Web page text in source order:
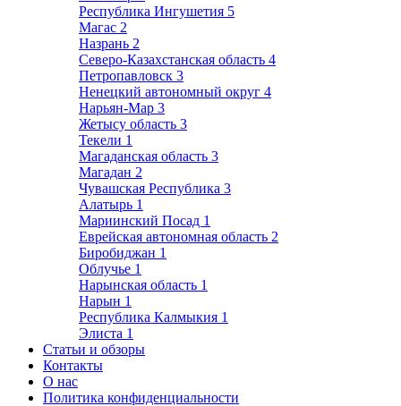
Республика Ингушетия 5
Магас 2
Назрань 2
Северо-Казахстанская область 4
Петропавловск 3
Ненецкий автономный округ 4
Нарьян-Мар 3
Жетысу область 3
Текели 1
Магаданская область 3
Магадан 2
Чувашская Республика 3
Алатырь 1
Мариинский Посад 1
Еврейская автономная область 2
Биробиджан 1
Облучье 1
Нарынская область 1
Нарын 1
Республика Калмыкия 1
Элиста 1
Статьи и обзоры
Контакты
О нас
Политика конфиденциальности